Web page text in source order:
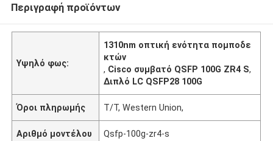
Περιγραφή προϊόντων
Υψηλό φως:
1310nm οπτική ενότητα πομποδε
κτών
, Cisco συμβατό QSFP 100G ZR4 S,
Διπλό LC QSFP28 100G
Όροι πληρωμής T/T, Western Union,
Αριθμό μοντέλου Qsfp-100g-zr4-s